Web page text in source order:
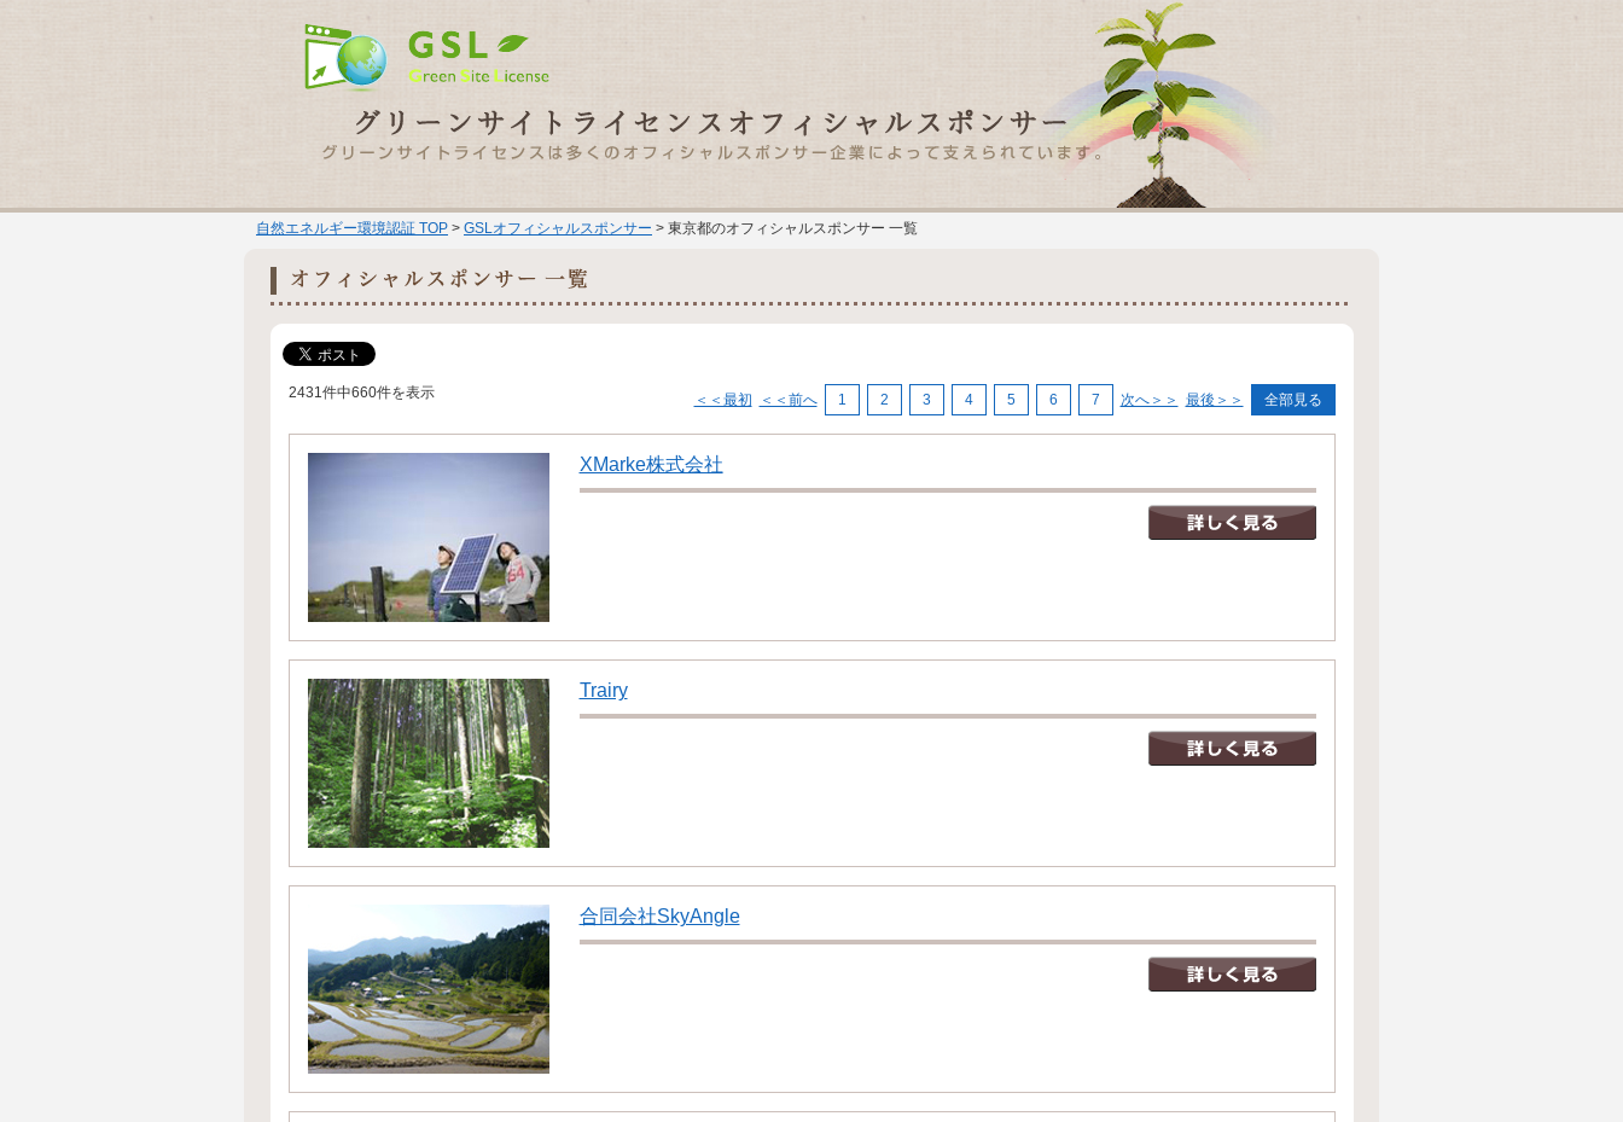
自然エネルギー環境認証 TOP > GSLオフィシャルスポンサー > 東京都のオフィシャルスポンサー 一覧
2431件中660件を表示 全部見る
＜＜最初 ＜＜前へ 1 2 3 4 5 6 7 次へ＞＞ 最後＞＞
XMarke株式会社
Trairy
合同会社SkyAngle